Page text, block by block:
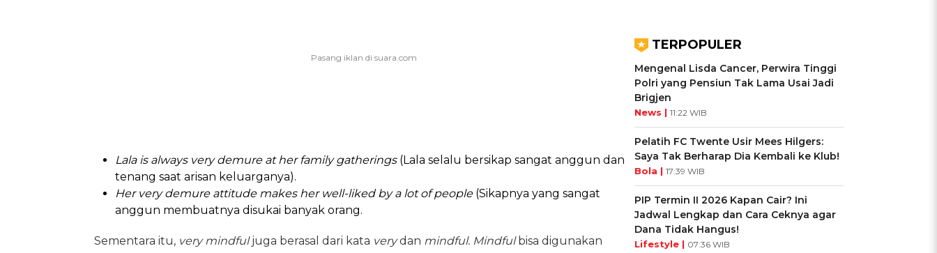
Lala is always very demure at her family gatherings(Lala selalu bersikap sangat anggun dan
tenang saat arisan keluarganya).
Her very demure attitude makes her well-liked by a lot of people(Sikapnya yang sangat
anggun membuatnya disukai banyak orang.
Sementara itu, very mindfuljuga berasal dari kata verydan mindful. Mindfulbisa digunakan
TERPOPULER
Mengenal Lisda Cancer, Perwira Tinggi
Polri yang Pensiun Tak Lama Usai Jadi
Brigjen
News | 11:22 WIB
Pelatih FC Twente Usir Mees Hilgers:
Saya Tak Berharap Dia Kembali ke Klub!
Bola | 17:39 WIB
PIP Termin II 2026 Kapan Cair? Ini
Jadwal Lengkap dan Cara Ceknya agar
Dana Tidak Hangus!
Lifestyle | 07:36 WIB